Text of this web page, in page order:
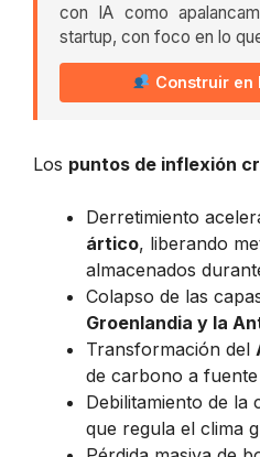
con IA como
startup, con foco en lo
Construir en
Los puntos de inflexión
Derretimiento
ártico, liberando
almacenados
Colapso de las
Groenlandia y la
Transformación del
de carbono a
Debilitamiento de la
que regula el clima